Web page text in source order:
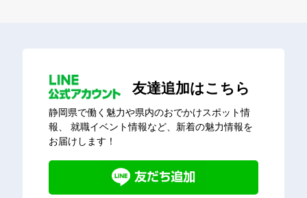
友達追加はこちら
静岡県で働く魅力や県内のおでかけスポット情
報、
就職イベント情報など、新着の魅力情報を
お届けします！